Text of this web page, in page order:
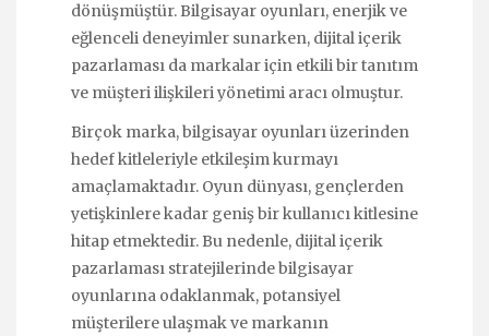
dönüşmüştür. Bilgisayar oyunları, enerjik ve
eğlenceli deneyimler sunarken, dijital içerik
pazarlaması da markalar için etkili bir tanıtım
ve müşteri ilişkileri yönetimi aracı olmuştur.
Birçok marka, bilgisayar oyunları üzerinden
hedef kitleleriyle etkileşim kurmayı
amaçlamaktadır. Oyun dünyası, gençlerden
yetişkinlere kadar geniş bir kullanıcı kitlesine
hitap etmektedir. Bu nedenle, dijital içerik
pazarlaması stratejilerinde bilgisayar
oyunlarına odaklanmak, potansiyel
müşterilere ulaşmak ve markanın